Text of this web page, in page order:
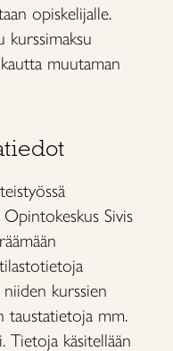
opiskelijalle.
kurssimaksu
muutaman
Opintokeskus Sivis
kurssien
taustatietoja mm.
Tietoja käsitellään